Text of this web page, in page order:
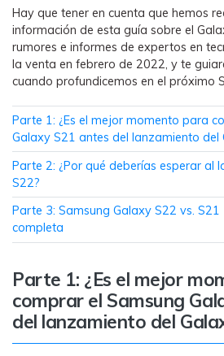
WhatsApp Business
valores de fábrica.
MobileTrans App
WhatsApp y archivos
iOS y Android.
Welastseen
WeLastseen te tiene
WhatsApp.
Hay que tener en cuenta que hemos
información de esta guía sobre el
rumores e informes de expertos en
la venta en febrero de 2022, y te
cuando profundicemos en el próximo
Parte 1: ¿Es el mejor momento para
Galaxy S21 antes del lanzamiento del
Parte 2: ¿Por qué deberías esperar al
S22?
Parte 3: Samsung Galaxy S22 vs. S21
completa
Parte 1: ¿Es el mejor
comprar el Samsung
del lanzamiento del